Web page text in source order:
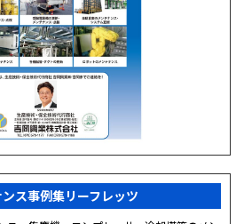
ス事例集リーフレッツ